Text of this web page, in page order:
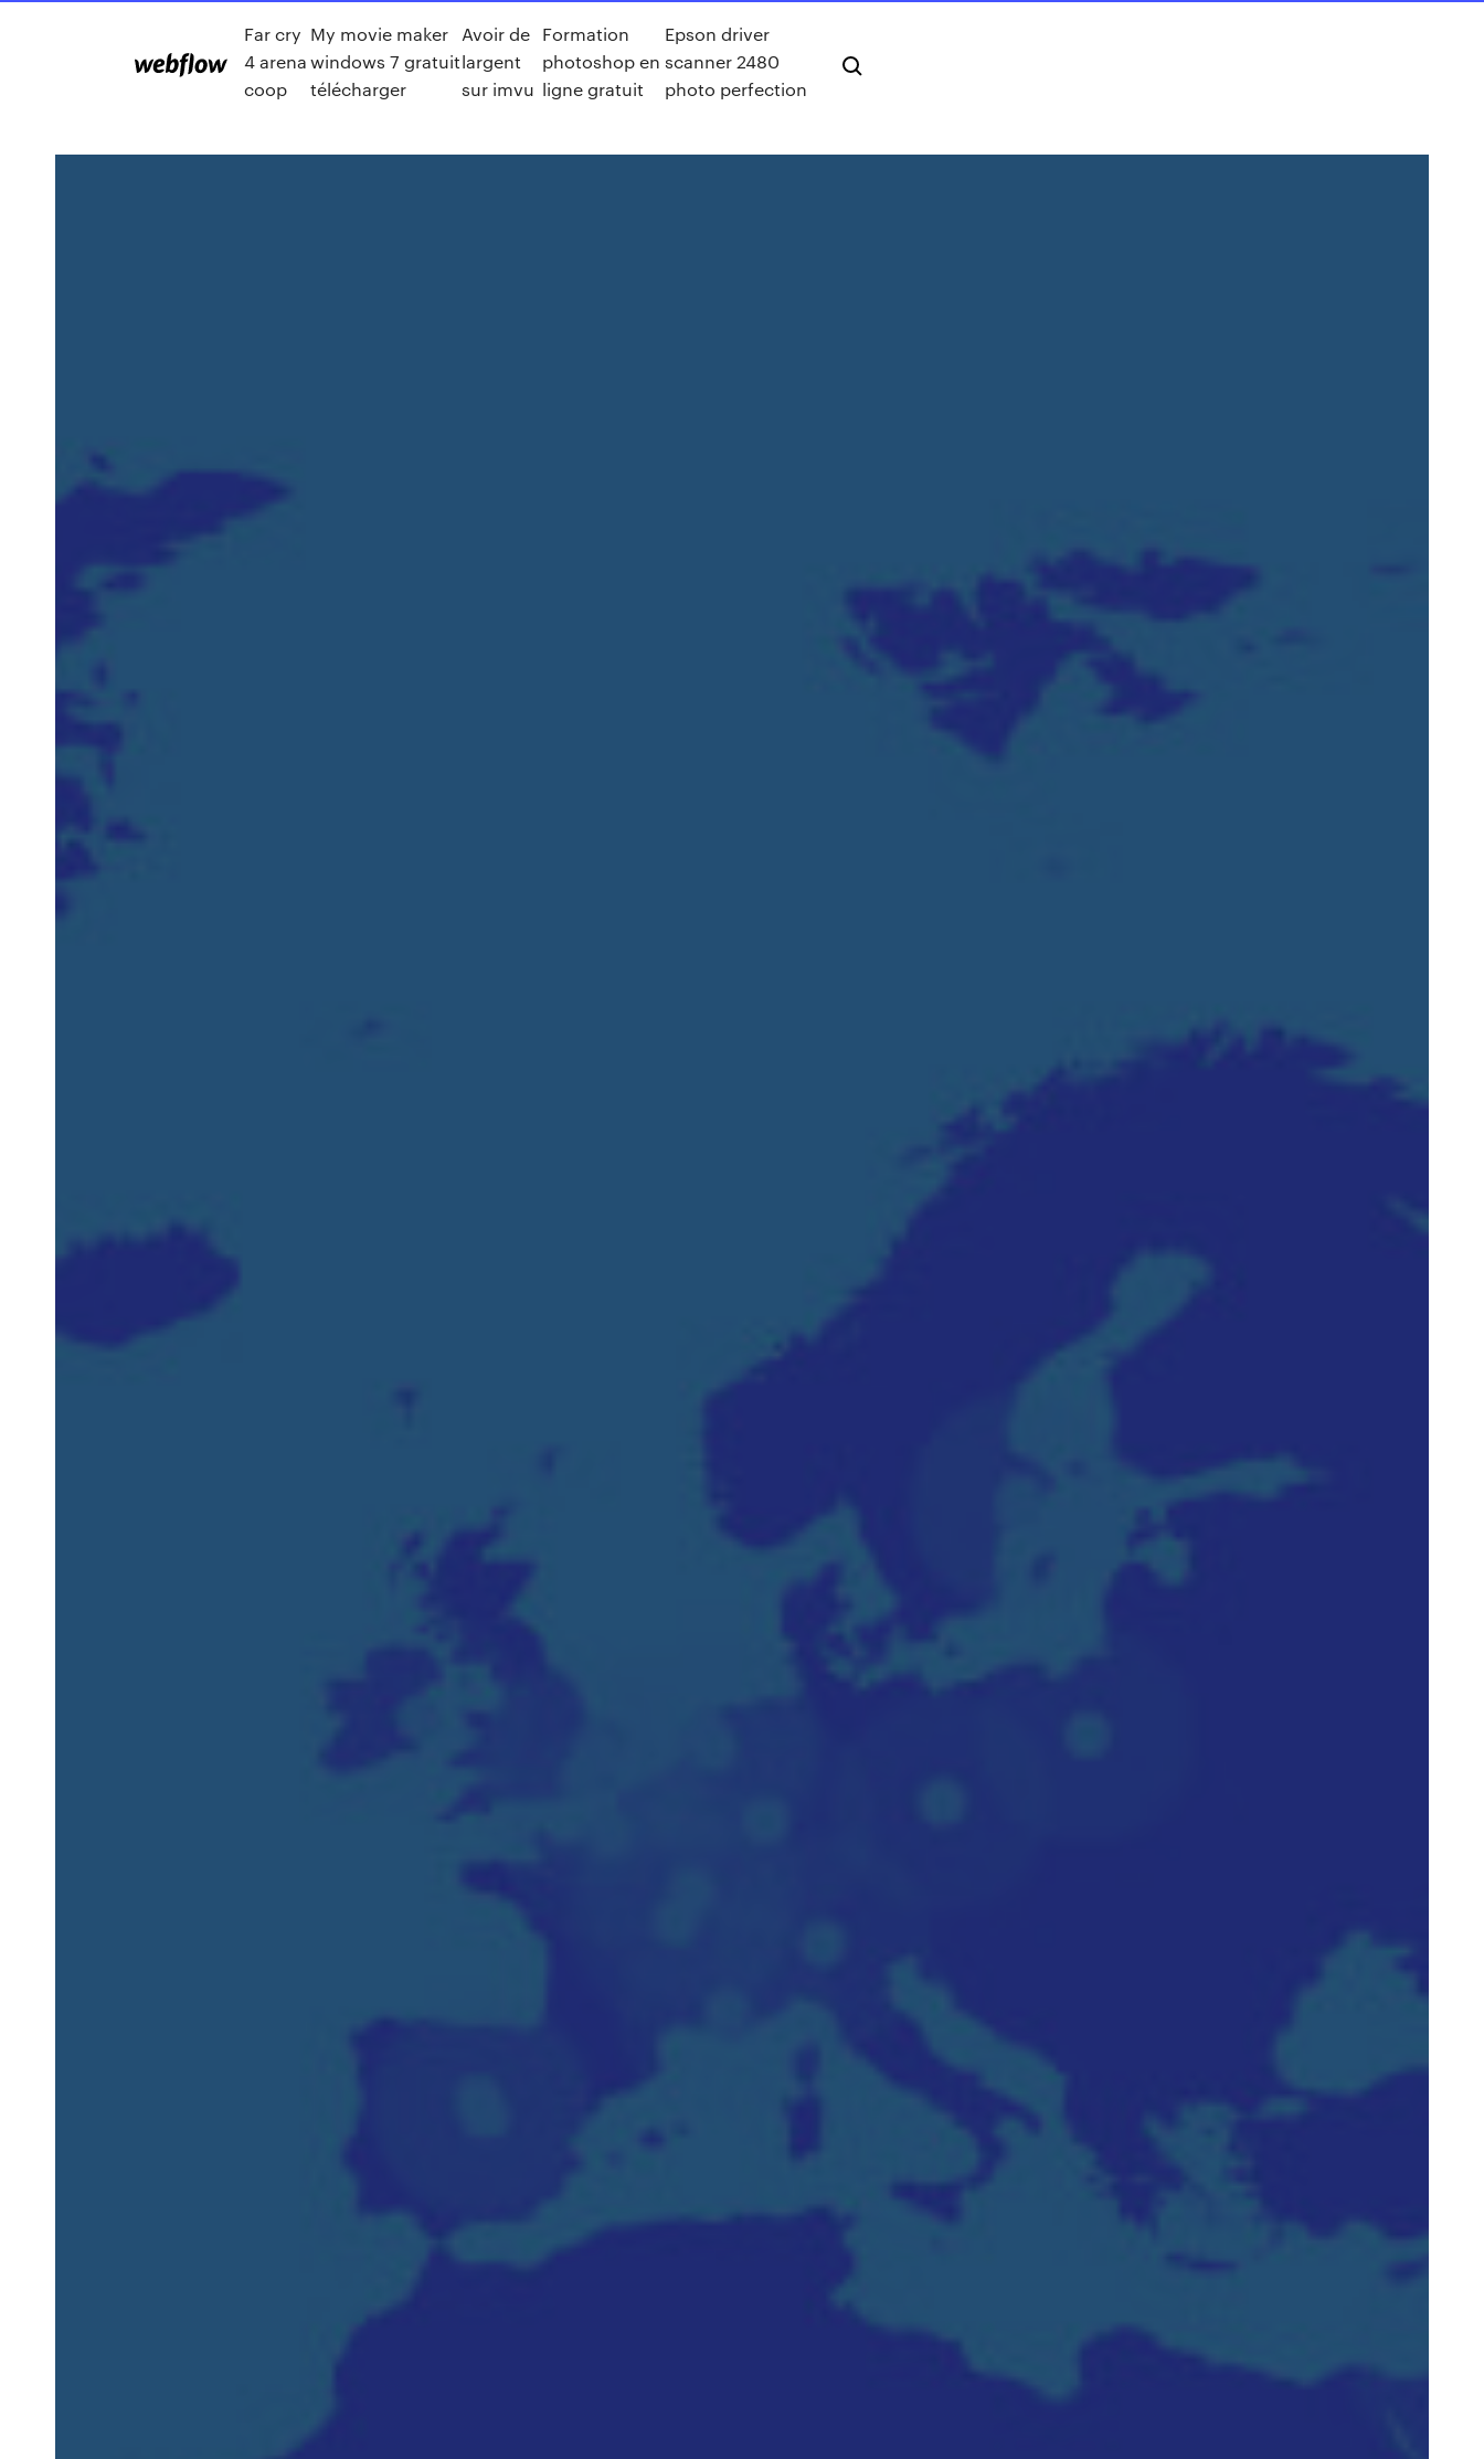
Far cry
4 arena
coop
My movie maker
windows 7 gratuit
télécharger
Avoir de
largent
sur imvu
Formation
photoshop en
ligne gratuit
Epson driver
scanner 2480
photo perfection